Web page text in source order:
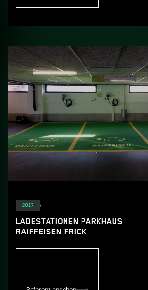
E-Mobility
LADESTATIONEN PARKHAUS
RAIFFEISEN FRICK
2017